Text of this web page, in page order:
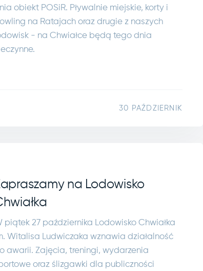
obiekt POSiR. Pływalnie miejskie, korty i
na Ratajach oraz drugie z naszych
- na Chwiałce będą tego dnia
30 PAŹDZIERNIK
na Lodowisko
piątek 27 października Lodowisko Chwiałka
Witalisa Ludwiczaka wznawia działalność
awarii. Zajęcia, treningi, wydarzenia
oraz ślizgawki dla publiczności